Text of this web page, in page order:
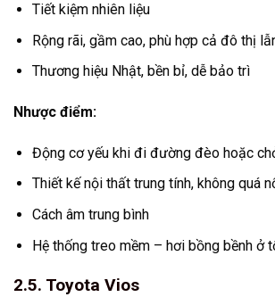
Tiết kiệm nhiên liệu
Rộng rãi, gầm cao, phù hợp cả đô thị
Thương hiệu Nhật, bền bỉ, dễ bảo trì
Nhược điểm:
Động cơ yếu khi đi đường đèo hoặc
Thiết kế nội thất trung tính, không quá
Cách âm trung bình
Hệ thống treo mềm – hơi bồng bềnh ở
2.5. Toyota Vios